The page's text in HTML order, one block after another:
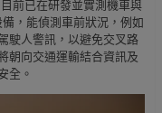
前已在研發並實測機車與
，能偵測車前狀況，例如
駛人警訊，以避免交叉路
朝向交通運輸結合資訊及
全。